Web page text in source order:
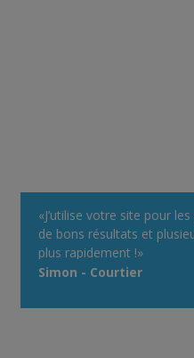
«J’utilise votre site pour
de bons résultats et
plus rapidement !»
Simon - Courtier